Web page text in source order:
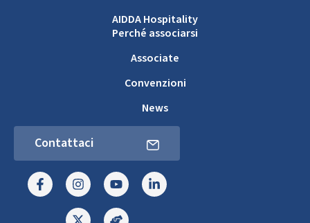
AIDDA Hospitality
Perché associarsi
Associate
Convenzioni
News
Contattaci